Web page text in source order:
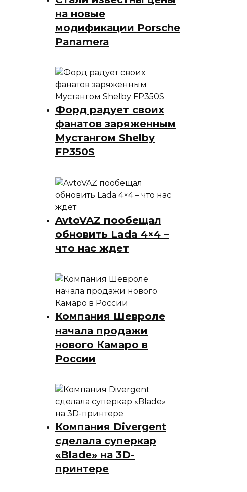
на новые
модификации Porsche
Panamera
Форд радует своих
фанатов заряженным
Мустангом Shelby
FP350S
AvtoVAZ пообещал
обновить Lada 4×4 –
что нас ждет
Компания Шевроле
начала продажи
нового Камаро в
России
Компания Divergent
сделала суперкар
«Blade» на 3D-
принтере